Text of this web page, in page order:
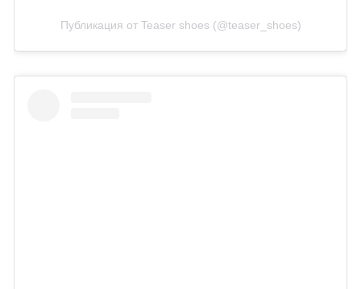
Публикация от Teaser shoes (@teaser_shoes)